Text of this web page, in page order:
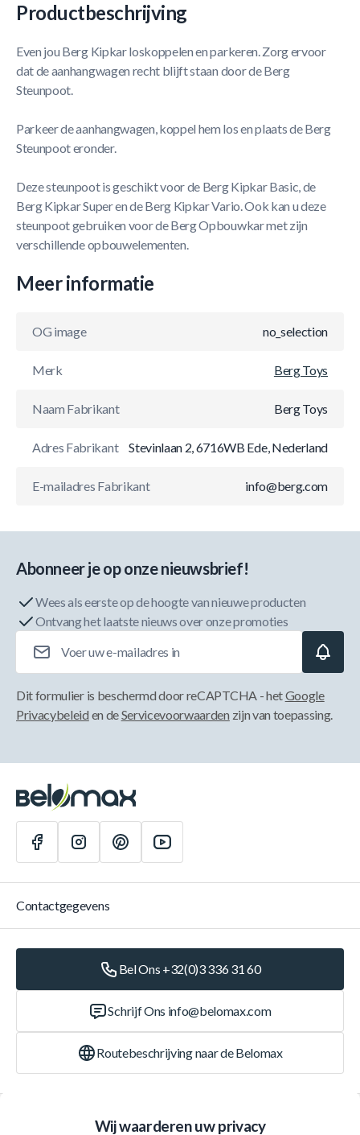
Productbeschrijving
Even jou Berg Kipkar loskoppelen en parkeren. Zorg ervoor
dat de aanhangwagen recht blijft staan door de Berg
Steunpoot.
Parkeer de aanhangwagen, koppel hem los en plaats de Berg
Steunpoot eronder.
Deze steunpoot is geschikt voor de Berg Kipkar Basic, de
Berg Kipkar Super en de Berg Kipkar Vario. Ook kan u deze
steunpoot gebruiken voor de Berg Opbouwkar met zijn
verschillende opbouwelementen.
Meer informatie
OG image no_selection
Merk Berg Toys
Naam Fabrikant Berg Toys
Adres Fabrikant Stevinlaan 2, 6716WB Ede, Nederland
E-mailadres Fabrikant info@berg.com
Wij waarderen uw privacy
Abonneer je op onze nieuwsbrief!
Wees als eerste op de hoogte van nieuwe producten
Ontvang het laatste nieuws over onze promoties
Dit formulier is beschermd door reCAPTCHA - hetGoogle
Privacybeleid en deServicevoorwaarden zijn van toepassing.
Contactgegevens
Bel Ons +32(0)3 336 31 60
Schrijf Ons info@belomax.com
Routebeschrijving naar de Belomax